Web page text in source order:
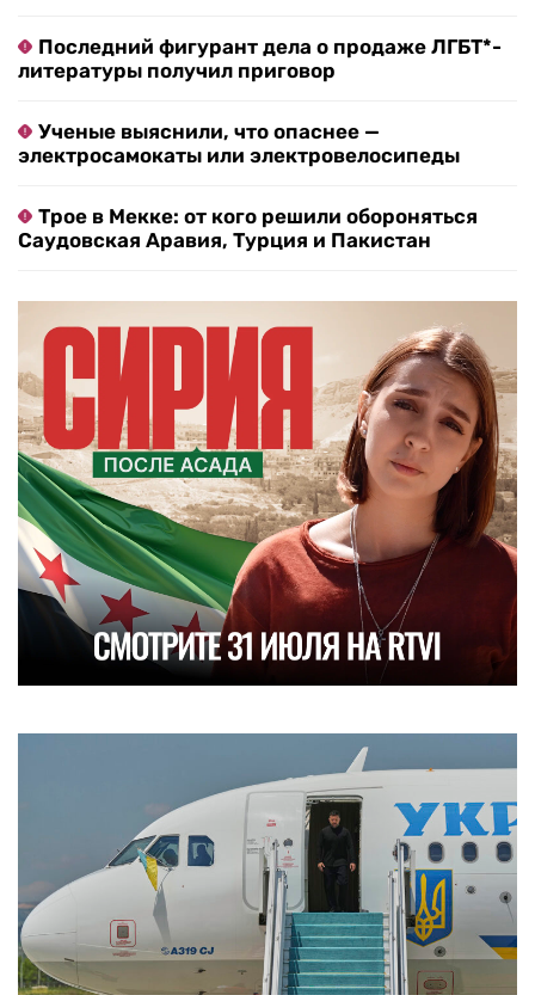
Последний фигурант дела о продаже ЛГБТ*-
литературы получил приговор
Ученые выяснили, что опаснее —
электросамокаты или электровелосипеды
Трое в Мекке: от кого решили обороняться
Саудовская Аравия, Турция и Пакистан